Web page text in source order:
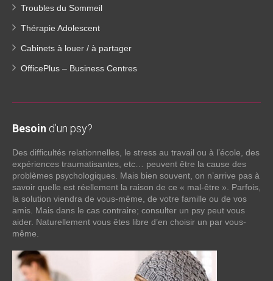
Troubles du Sommeil
Thérapie Adolescent
Cabinets à louer / à partager
OfficePlus – Business Centres
Besoin d’un psy?
Des difficultés relationnelles, le stress au travail ou à l’école, des
expériences traumatisantes, etc… peuvent être la cause des
problèmes psychologiques. Mais bien souvent, on n’arrive pas à
savoir quelle est réellement la raison de ce « mal-être ». Parfois,
la solution viendra de vous-même, de votre famille ou de vos
amis. Mais dans le cas contraire; consulter un psy peut vous
aider. Naturellement vous êtes libre d’en choisir un par vous-
même.